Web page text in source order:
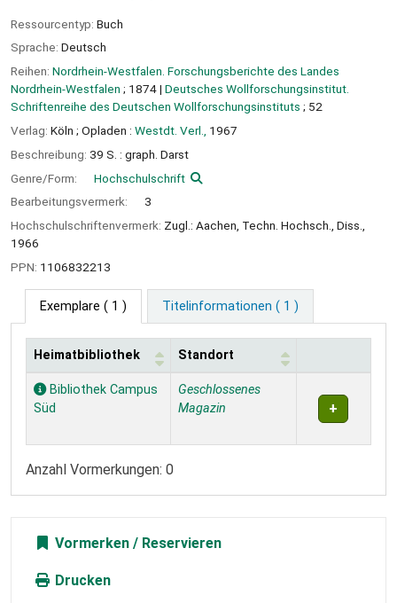
Ressourcentyp: Buch
Sprache: Deutsch
Reihen: Nordrhein-Westfalen. Forschungsberichte des Landes
Nordrhein-Westfalen ; 1874| Deutsches Wollforschungsinstitut.
Schriftenreihe des Deutschen Wollforschungsinstituts ; 52
Verlag: Köln ; Opladen : Westdt. Verl.,
1967
Beschreibung: 39 S. : graph. Darst
Genre/Form:
Hochschulschrift
Bearbeitungsvermerk:
3
Hochschulschriftenvermerk: Zugl.: Aachen, Techn. Hochsch., Diss.,
1966
PPN: 1106832213
Exemplare ( 1 ) Titelinformationen ( 1 )
Exemplare
Heimatbibliothek Standort
Bibliothek Campus
Süd
Geschlossenes
Magazin
Anzahl Vormerkungen: 0
Vormerken
Drucken